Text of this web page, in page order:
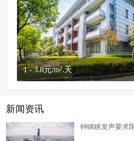
1 - 3.8元/m².天
新闻资讯